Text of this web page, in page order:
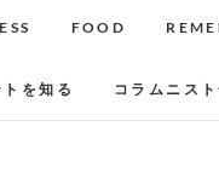
FOOD
を知る コラムニス